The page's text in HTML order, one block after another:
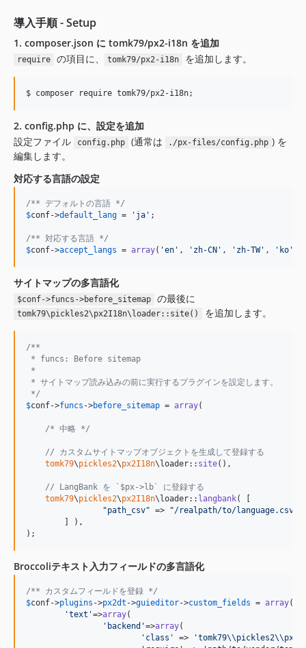
導入手順 - Setup
1. composer.json に tomk79/px2-i18n を追加
require の項目に、 tomk79/px2-i18n を追加します。
2. config.php に、設定を追加
設定ファイル
config.php (通常は ./px-files/config.php ) を
編集します。
対応する言語の設定
/** デフォルトの言語 */
$conf->default_lang = ' ja ' ;
/** 対応する言語 */
$conf->accept_langs = array( 'en ' , ' zh-CN ' , ' zh-TW' , ' ko '
サイトマップの多言語化
$conf->funcs->before_sitemap の最後に
tomk79\pickles2\px2I18n\loader::site() を追加します。
/**
* funcs: Before sitemap
*
* サイトマップ読み込みの前に実行するプラグインを設定します。
*/
$conf->funcs ->before_sitemap = array(
/* 中略 */
// カスタムサイトマップオブジェクトを生成して登録する
tomk79\pickles2\px2I18n\loader:: site(),
// LangBank を `$px->lb` に登録する
tomk79\pickles2\px2I18n\loader:: langbank( [
"path_csv" => "/realpath/to/language.csv
);
Broccoliテキスト入力フィールドの多言語化
/** カスタムフィールドを登録 */
$conf->plugins ->px2dt ->guieditor->custom_fields = array(
'text '=>array(
' backend '=>array(
' class ' => 'tomk79\\pickles2\\